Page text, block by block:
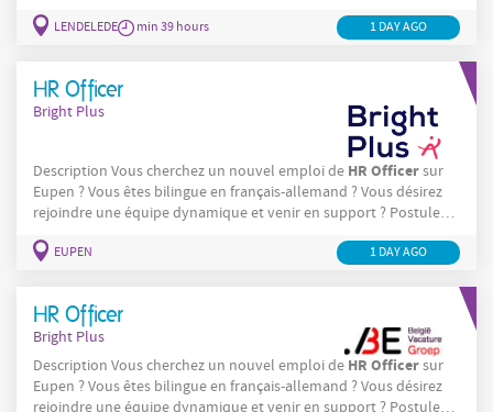
afwisseling en verantwoordelijkheid. Wat ga je doen? Je bent een
LENDELEDE min 39 hours 1 DAY AGO
HR Officer
Bright Plus
Description Vous cherchez un nouvel emploi de HR Officersur
Eupen ? Vous êtes bilingue en français-allemand ? Vous désirez
rejoindre une équipe dynamique et venir en support ? Postulez-
suivantes : Vous assurez la gestion administrative relative à
EUPEN 1 DAY AGO
HR Officer
Bright Plus
Description Vous cherchez un nouvel emploi de HR Officersur
Eupen ? Vous êtes bilingue en français-allemand ? Vous désirez
rejoindre une équipe dynamique et venir en support ? Postulez-